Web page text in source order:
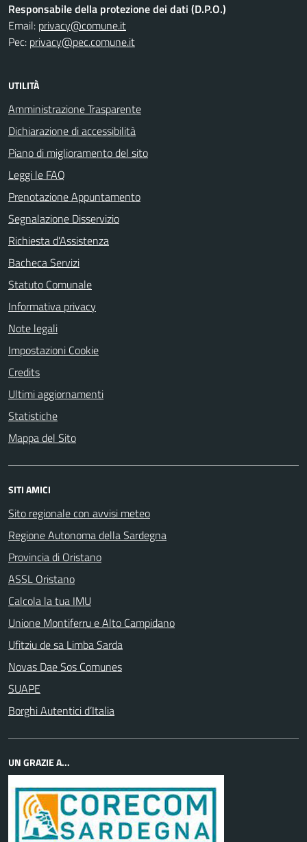
Responsabile della protezione dei dati (D.P.O.)
Email: privacy@comune.it
Pec: privacy@pec.comune.it
UTILITÀ
Amministrazione Trasparente
Dichiarazione di accessibilità
Piano di miglioramento del sito
Leggi le FAQ
Prenotazione Appuntamento
Segnalazione Disservizio
Richiesta d'Assistenza
Bacheca Servizi
Statuto Comunale
Informativa privacy
Note legali
Impostazioni Cookie
Credits
Ultimi aggiornamenti
Statistiche
Mappa del Sito
SITI AMICI
Sito regionale con avvisi meteo
Regione Autonoma della Sardegna
Provincia di Oristano
ASSL Oristano
Calcola la tua IMU
Unione Montiferru e Alto Campidano
Ufitziu de sa Limba Sarda
Novas Dae Sos Comunes
SUAPE
Borghi Autentici d’Italia
UN GRAZIE A...